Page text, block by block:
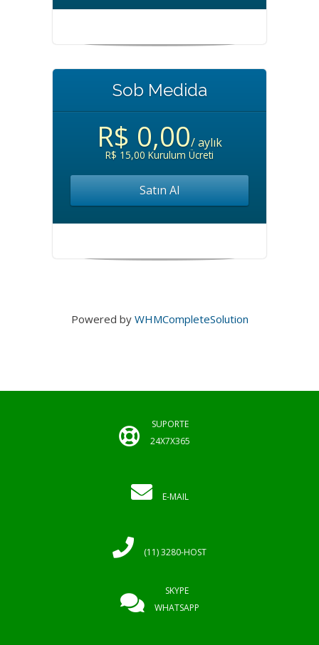
Sob Medida
R$ 0,00/ aylık
R$ 15,00 Kurulum Ücreti
Satın Al
Powered by WHMCompleteSolution
SUPORTE
24X7X365
E-MAIL
(11) 3280-HOST
SKYPE
WHATSAPP